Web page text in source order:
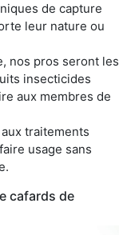
de capture
leur nature ou
nos pros seront les
insecticides
aux membres de
traitements
usage sans
cafards de